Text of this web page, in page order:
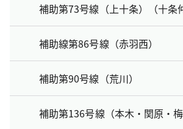
補助第73号線（上十条）（十条
補助線第86号線（赤羽西）
補助第90号線（荒川）
補助第136号線（本木・関原・梅